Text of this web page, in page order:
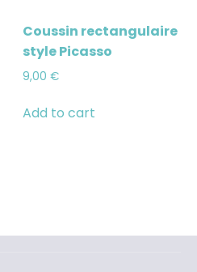
Coussin rectangulaire
style Picasso
9,00€
Add to cart